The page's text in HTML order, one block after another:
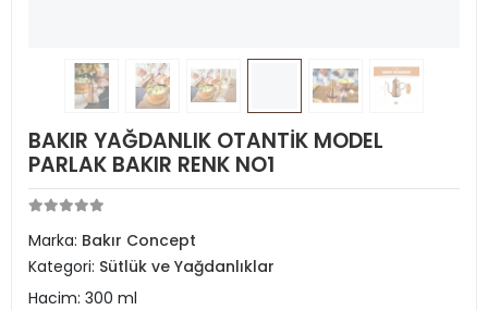
BAKIR YAĞDANLIK OTANTİK MODEL
PARLAK BAKIR RENK NO1
Marka: Bakır Concept
Kategori: Sütlük ve Yağdanlıklar
Hacim: 300 ml